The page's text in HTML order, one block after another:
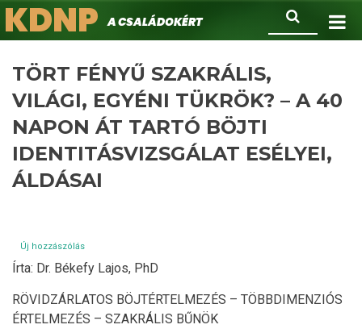
Ugrás
a
Keresés
KDNPA családokért.
TÖRT FÉNYŰ SZAKRÁLIS,
VILÁGI, EGYÉNI TÜKRÖK? – A 40
NAPON ÁT TARTÓ BÖJTI
IDENTITÁSVIZSGÁLAT ESÉLYEI,
ÁLDÁSAI
Új hozzászólás
Írta: Dr. Békefy Lajos, PhD
RÖVIDZÁRLATOS BÖJTÉRTELMEZÉS – TÖBBDIMENZIÓS
ÉRTELMEZÉS – SZAKRÁLIS BŰNÖK